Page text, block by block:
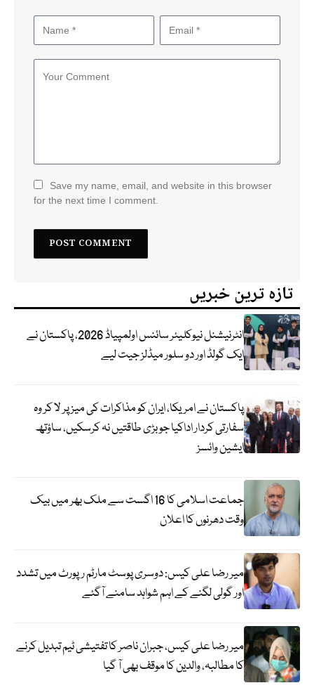
Save my name, email, and website in this browser
for the next time I comment.
تازہ ترین خبریں
انٹرنیشنل نیوکلیئر سائنس اولمپیاڈ 2026، پاکستان نے
ایک گولڈ اور دو سلور میڈلز جیت لیے
پاکستان نے امریکا، ایران کو مذاکرات کی میز پر لا کر وہ
سفارتی کردار اداکیا جو بڑی طاقتیں نہ کرسکیں، ساؤتھ
ایشین وائسز
جماعت اسلامی کا 16 اگست سے ملک بھر میں بیک
وقت دھرنوں کا اعلان
میر رضا علی کیس: دوسری پوسٹ مارٹم رپورٹ میں تشدد
اور گولی لگنے کے اہم شواہد سامنے آگئے
میر رضا علی کیس، جبران ناصر کا تفتیشی ٹیم تبدیل کرنے
کا مطالبہ، والدین کا موقف بھی آ گیا